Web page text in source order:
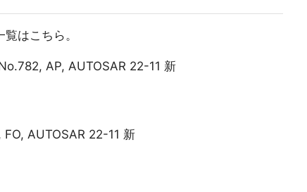
はこちら。
AP, AUTOSAR 22-11 新
AUTOSAR 22-11 新